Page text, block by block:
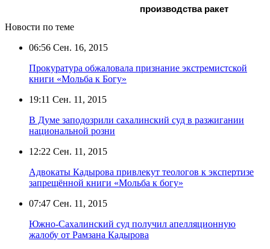
производства ракет
Новости по теме
06:56 Сен. 16, 2015
Прокуратура обжаловала признание экстремистской
книги «Мольба к Богу»
19:11 Сен. 11, 2015
В Думе заподозрили сахалинский суд в разжигании
национальной розни
12:22 Сен. 11, 2015
Адвокаты Кадырова привлекут теологов к экспертизе
запрещённой книги «Мольба к богу»
07:47 Сен. 11, 2015
Южно-Сахалинский суд получил апелляционную
жалобу от Рамзана Кадырова